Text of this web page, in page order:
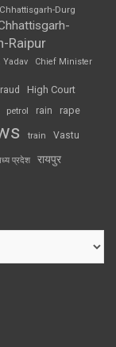
Chhattisgarh-Durg
Raipur
Chief Minister
High Court
petrol rain rape
train Vastu
प्रदेश रायपुर